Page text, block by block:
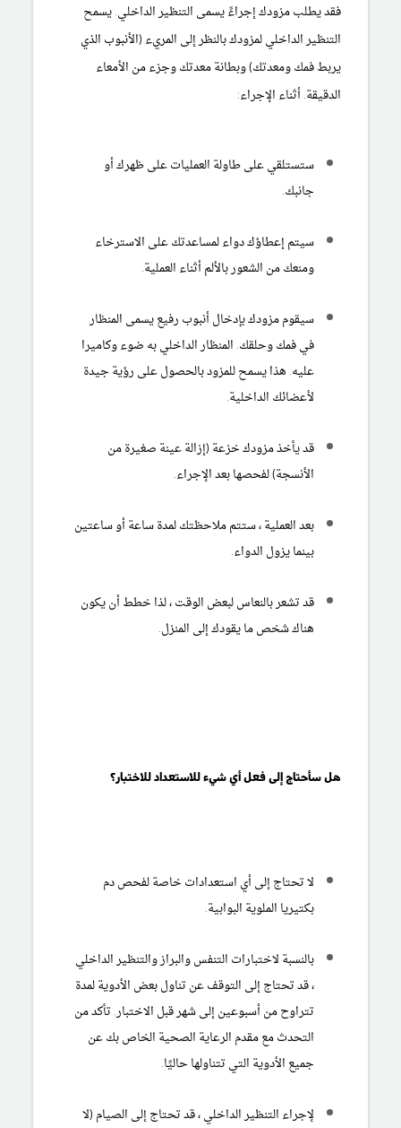
فقد يطلب مزودك إجراءً يسمى التنظير الداخلي. يسمح
التنظير الداخلي لمزودك بالنظر إلى المريء (الأنبوب الذي
يربط فمك ومعدتك) وبطانة معدتك وجزء من الأمعاء
الدقيقة. أثناء الإجراء:
ستستلقي على طاولة العمليات على ظهرك أو
جانبك.
سيتم إعطاؤك دواء لمساعدتك على الاسترخاء
ومنعك من الشعور بالألم أثناء العملية.
سيقوم مزودك بإدخال أنبوب رفيع يسمى المنظار
في فمك وحلقك. المنظار الداخلي به ضوء وكاميرا
عليه. هذا يسمح للمزود بالحصول على رؤية جيدة
لأعضائك الداخلية.
قد يأخذمزودك خزعة (إزالة عينة صغيرة من
الأنسجة) لفحصها بعد الإجراء.
بعد العملية ، ستتم ملاحظتك لمدة ساعة أو ساعتين
بينما يزول الدواء.
قد تشعر بالنعاس لبعض الوقت ، لذا خطط أن يكون
هناك شخص ما يقودك إلى المنزل.
هل سأحتاج إلى فعل أي شيء للاستعداد للاختبار؟
لا تحتاج إلى أي استعدادات خاصة لفحص دم
بكتيريا الملوية البوابية.
بالنسبة لاختبارات التنفس والبراز والتنظير الداخلي
، قد تحتاج إلى التوقف عن تناول بعض الأدوية لمدة
تتراوح من أسبوعين إلى شهر قبل الاختبار. تأكد من
التحدث مع مقدم الرعاية الصحية الخاص بك عن
جميع الأدوية التي تتناولها حاليًا.
لإجراء التنظير الداخلي ، قد تحتاج إلى الصيام (لا